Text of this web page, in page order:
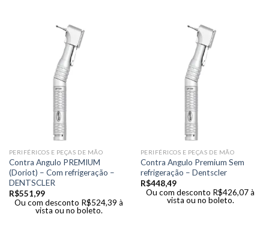
PERIFÉRICOS E PEÇAS DE MÃO
Contra Angulo PREMIUM
(Doriot) – Com refrigeração –
DENTSCLER
R$551,99
Ou com desconto R$524,39 à
vista ou no boleto.
PERIFÉRICOS E PEÇAS DE MÃO
Contra Angulo Premium Sem
refrigeração – Dentscler
R$448,49
Ou com desconto R$426,07à
vista ou no boleto.